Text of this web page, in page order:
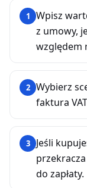
1
Wpisz
z umowy,
względem
2 Wybierz
faktura
3
Jeśli
przekracza
do zapłaty.